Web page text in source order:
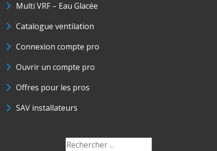
Multi VRF – Eau Glacée
Catalogue ventilation
Connexion compte pro
Ouvrir un compte pro
Offres pour les pros
SAV installateurs